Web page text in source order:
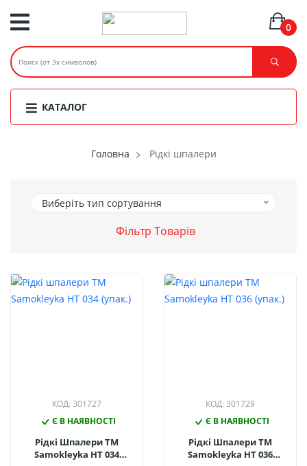
0
КАТАЛОГ
Головнa Рідкі шпалери
Виберіть тип сортування
Фільтр Товарів
КОД: 301727
Є В НАЯВНОСТІ
Рідкі Шпалери ТМ
Samokleyka НТ 034
КОД: 301729
Є В НАЯВНОСТІ
Рідкі Шпалери ТМ
Samokleyka НТ 036